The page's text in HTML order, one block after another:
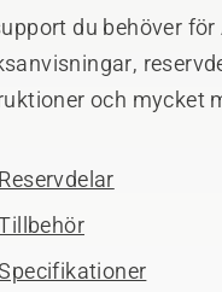
du behöver
och mycket
Reservdelar